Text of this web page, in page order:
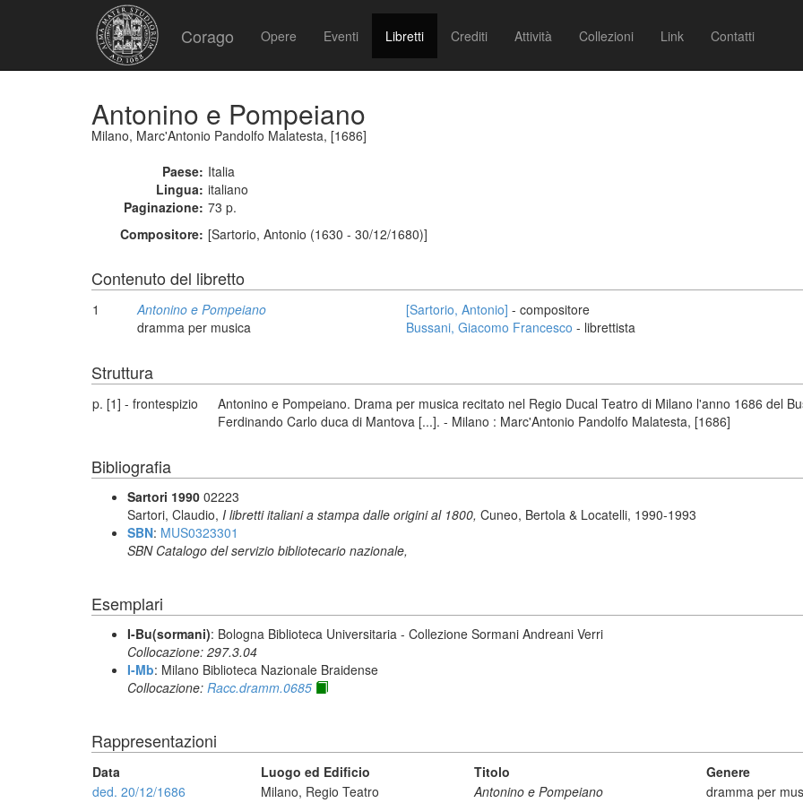
Corago Opere Eventi Libretti Crediti Attività Collezioni Link Contatti
Antonino e Pompeiano
Milano, Marc'Antonio Pandolfo Malatesta, [1686]
Paese: Italia
Lingua: italiano
Paginazione: 73 p.
Compositore: [Sartorio, Antonio (1630 - 30/12/1680)]
Contenuto del libretto
1
Antonino e Pompeiano
dramma per musica
[Sartorio, Antonio] - compositore
Bussani, Giacomo Francesco - librettista
Struttura
p. [1] - frontespizio
Antonino e Pompeiano. Drama per musica recitato nel Regio Ducal Teatro di Milano l'anno 1686 del
Ferdinando Carlo duca di Mantova [...]. - Milano : Marc'Antonio Pandolfo Malatesta, [1686]
Bibliografia
Sartori 1990 02223
Sartori, Claudio, I libretti italiani a stampa dalle origini al 1800, Cuneo, Bertola & Locatelli, 1990-1993
SBN: MUS0323301
SBN Catalogo del servizio bibliotecario nazionale,
Esemplari
I-Bu(sormani): Bologna Biblioteca Universitaria - Collezione Sormani Andreani Verri
Collocazione: 297.3.04
I-Mb: Milano Biblioteca Nazionale Braidense
Collocazione: Racc.dramm.0685
Rappresentazioni
Data Luogo ed Edificio Titolo Genere
ded. 20/12/1686
Milano, Regio Teatro Antonino e Pompeiano dramma per